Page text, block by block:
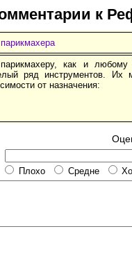
к
как и любому
ряд инструментов. Их
от назначения:
Плохо Средне